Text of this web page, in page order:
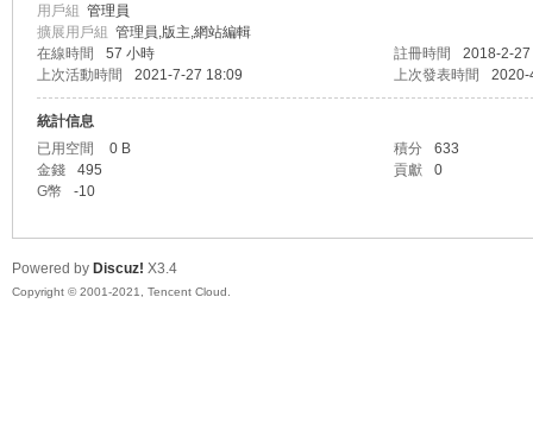
用戶組 管理員
擴展用戶組 管理員,版主,網站編輯
在線時間
57 小時 註冊時間
2018-2-
上次活動時間
2021-7-27 18:09 上次發表時間 2020-
統計信息
已用空間
0 B 積分
633
金錢
495 貢獻
0
G幣
-10
Powered by Discuz! X3.4
Copyright © 2001-2021, Tencent Cloud.